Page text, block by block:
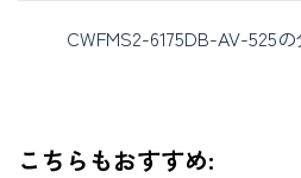
CWFMS2-6175DB-AV-525
こちらもおすすめ: